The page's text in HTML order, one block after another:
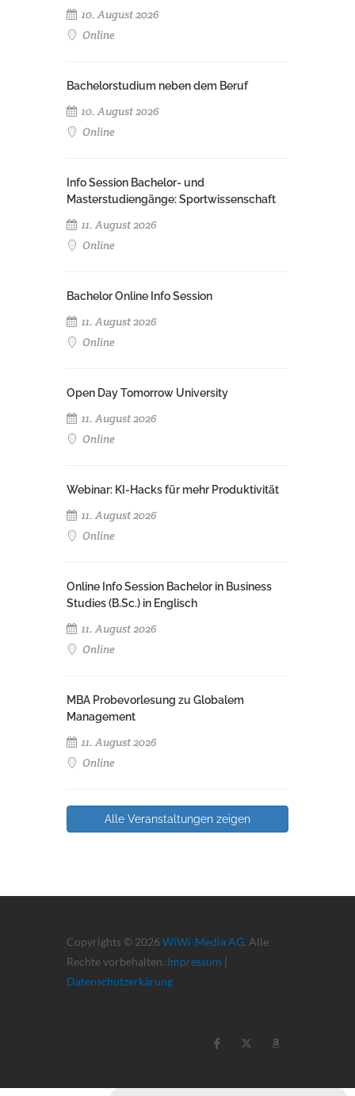
10. August 2026
Online
Bachelorstudium neben dem Beruf
10. August 2026
Online
Info Session Bachelor- und
Masterstudiengänge: Sportwissenschaft
11. August 2026
Online
Bachelor Online Info Session
11. August 2026
Online
Open Day Tomorrow University
11. August 2026
Online
Webinar: KI-Hacks für mehr Produktivität
11. August 2026
Online
Online Info Session Bachelor in Business
Studies (B.Sc.) in Englisch
11. August 2026
Online
MBA Probevorlesung zu Globalem
Management
11. August 2026
Online
Alle Veranstaltungen zeigen
Copyrights © 2026 WiWi-Media AG. Alle
Rechte vorbehalten. Impressum |
Datenschutzerkärung